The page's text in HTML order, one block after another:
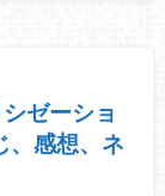
ゼーショ
、感想、ネ